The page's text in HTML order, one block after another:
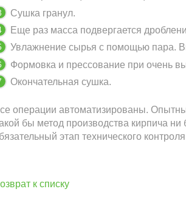
Сушка гранул.
Еще раз масса подвергается
Увлажнение сырья с помощью пара.
Формовка и прессование при очень
Окончательная сушка.
операции автоматизированы.
бы метод производства кирпича
этап технического
к списку